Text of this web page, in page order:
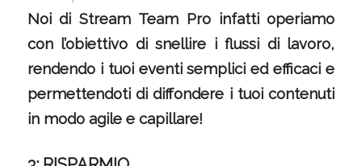
Noi di Stream Team Pro infatti operiamo
con l’obiettivo di snellire i flussi di lavoro,
rendendo i tuoi eventi semplici ed efficaci e
permettendoti di diffondere i tuoi contenuti
in modo agile e capillare!